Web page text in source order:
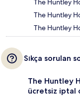
The Huntley
The Huntley
The Huntley
Sıkça sorulan
The Huntley
ücretsiz iptal